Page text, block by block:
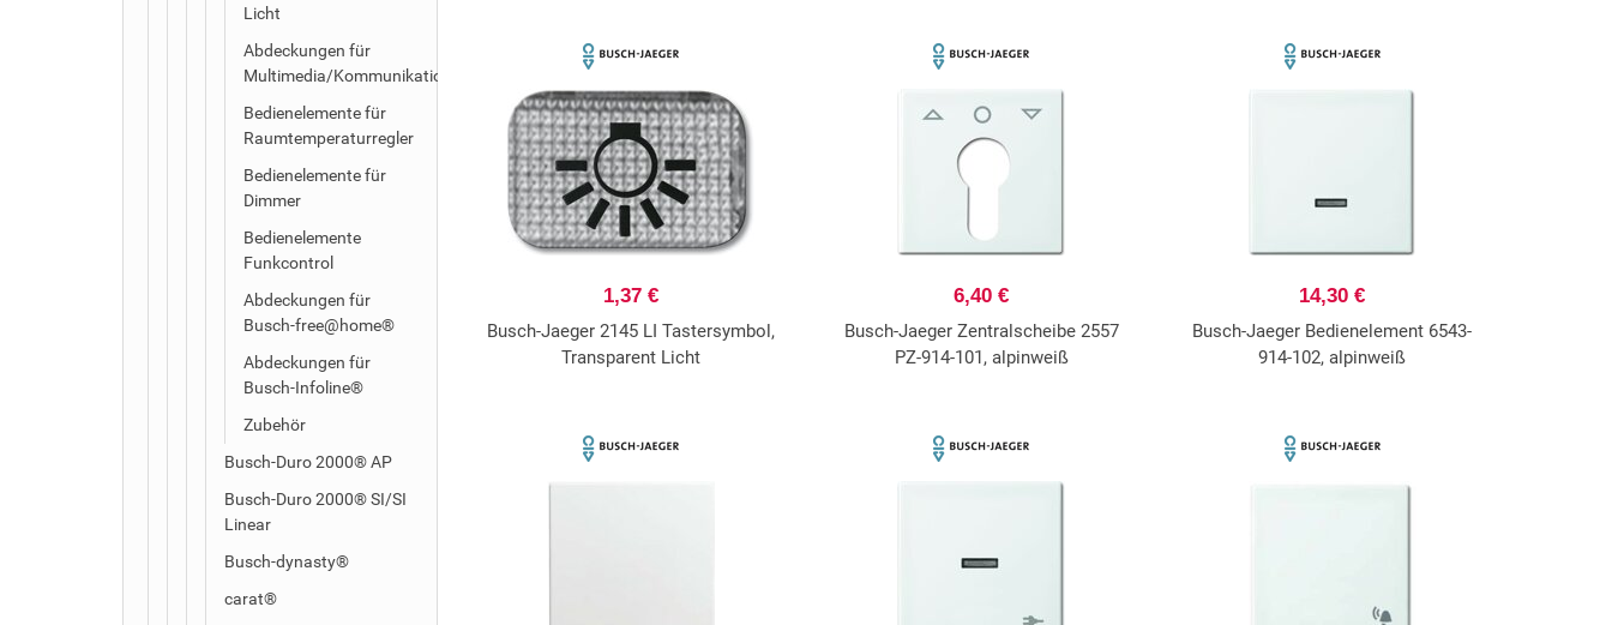
Licht
Abdeckungen für
Multimedia/Kommunikationsadapter
Bedienelemente für
Raumtemperaturregler
Bedienelemente für
Dimmer
Bedienelemente
Funkcontrol
Abdeckungen für
Busch-free@home®
Abdeckungen für
Busch-Infoline®
Zubehör
Busch-Duro 2000® AP
Busch-Duro 2000® SI/SI
Linear
Busch-dynasty®
carat®
1,37 €
Busch-Jaeger 2145 LI Tastersymbol,
Transparent Licht
6,40 €
Busch-Jaeger Zentralscheibe 2557
PZ-914-101, alpinweiß
14,30 €
Busch-Jaeger Bedienelement 6543-
914-102, alpinweiß